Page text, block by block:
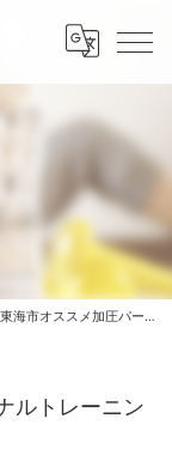
ススメ加圧パーソナルトレーニングジム One❣️
ルトレーニン